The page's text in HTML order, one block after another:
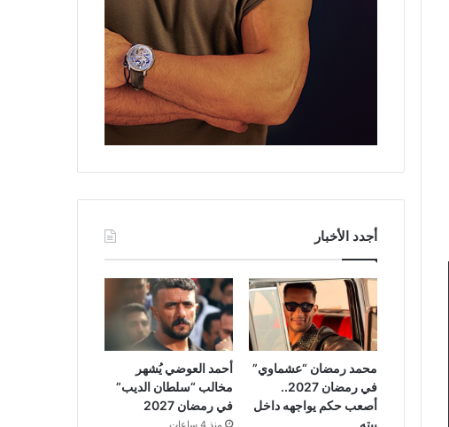
أجدد الأخبار
محمد رمضان “عشماوي”
في رمضان 2027..
أصعب حكم يواجهه داخل
بيته
أحمد العوضي يُشهر
مخالب “سلطان الديب”
في رمضان 2027
منذ 4 ساعات